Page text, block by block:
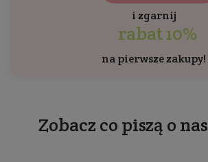
i zgarnij
rabat 10%
na pierwsze zakupy!
Zobacz co piszą o nas